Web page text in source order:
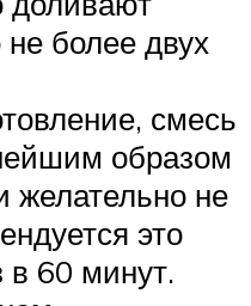
более двух
смесь
образом
желательно не
это
в 60 минут.